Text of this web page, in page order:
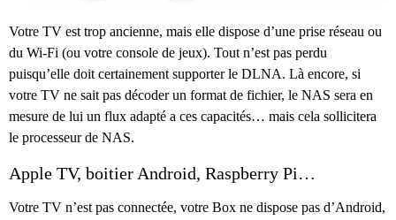
Votre TV est trop ancienne, mais elle dispose d’une prise réseau ou
du Wi-Fi (ou votre console de jeux). Tout n’est pas perdu
puisqu’elle doit certainement supporter le DLNA. Là encore, si
votre TV ne sait pas décoder un format de fichier, le NAS sera en
mesure de lui un flux adapté a ces capacités… mais cela sollicitera
le processeur de NAS.
Apple TV, boitier Android, Raspberry Pi…
Votre TV n’est pas connectée, votre Box ne dispose pas d’Android,